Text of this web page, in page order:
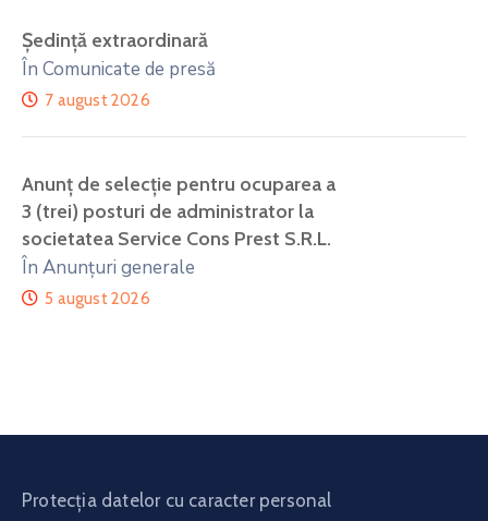
Ședință extraordinară
În Comunicate de presă
7 august 2026
Anunţ de selecţie pentru ocuparea a
3 (trei) posturi de administrator la
societatea Service Cons Prest S.R.L.
În Anunțuri generale
5 august 2026
Protecția datelor cu caracter personal